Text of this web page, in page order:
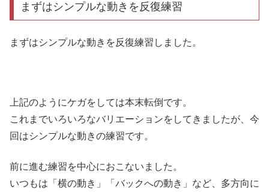
まずはシンプルな動きを反復練習
まずはシンプルな動きを反復練習しました。
上記のようにケガをしては本末転倒です。
これまでいろいろなバリエーションをしてきましたが、今
回はシンプルな動きの練習です。
前に進む練習を中心におこないました。
いつもは「横の動き」「バックへの動き」など、多方向に